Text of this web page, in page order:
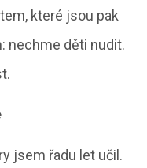
které jsou pak
nechme děti nudit.
jsem řadu let učil.